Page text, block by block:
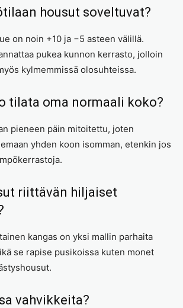
housut soveltuvat?
on noin +10 ja −5 asteen välillä.
pukea kunnon kerrasto, jolloin
kylmemmissä olosuhteissa.
tilata oma normaali koko?
pieneen päin mitoitettu, joten
yhden koon isomman, etenkin jos
riittävän hiljaiset
kangas on yksi mallin parhaita
se rapise pusikoissa kuten monet
vahvikkeita?